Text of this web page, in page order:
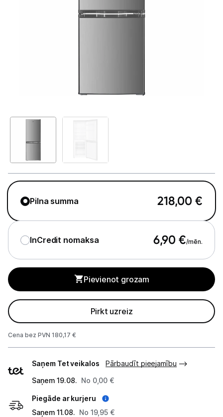
Ledusskapji
Saldētavas
Trauku mazgājamās mašīnas
Veļas žāvētāji
Tvaika nosūcēji
Iebūvējamā tehnika
Mazā tehnika
Kafijas pagatavošana
Mazā virtuves tehnika
Klimata iekārtas
Pilna summa 218,00 €
InCredit nomaksa 6,90 €/mēn.
Pievienot grozam
Pirkt uzreiz
Cena bez PVN 180,17 €
veidi
Saņem Tet veikalos
Pārbaudīt pieejamību
Saņem 19.08. No 0,00 €
Piegāde ar kurjeru
Saņem 11.08. No 19,95 €